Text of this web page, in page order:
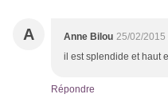
A Anne Bilou 25/02/2015
il est splendide et haut
Répondre